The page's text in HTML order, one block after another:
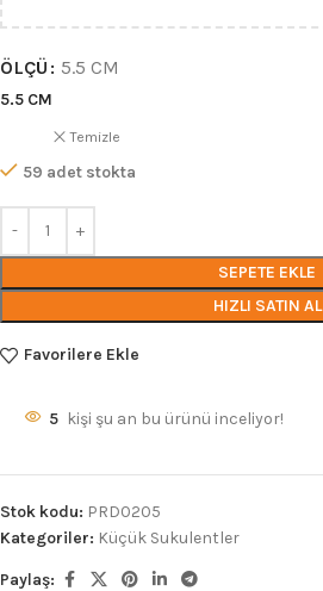
ÖLÇÜ 5.5 CM
5.5 CM
Temizle
59 adet stokta
SEPETE EKLE
HIZLI SATIN AL
Favorilere Ekle
5 kişi şu an bu ürünü inceliyor!
Stok kodu: PRD0205
Kategoriler: Küçük Sukulentler
Paylaş: